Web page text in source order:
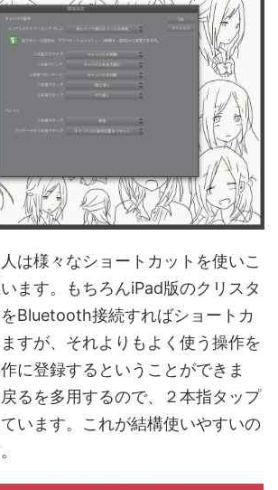
は様々なショートカットを使いこ
ます。もちろんiPad版のクリスタ
Bluetooth接続すればショートカ
すが、それよりもよく使う操作を
に登録するということができま
るを多用するので、２本指タップ
います。これが結構使いやすいの